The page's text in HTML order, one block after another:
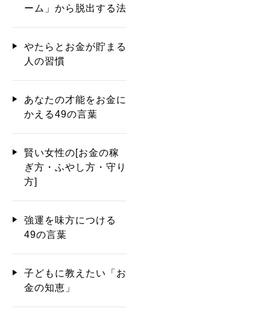
ーム」から脱出する法
やたらとお金が貯まる
人の習慣
あなたの才能をお金に
かえる49の言葉
賢い女性の[お金の稼
ぎ方・ふやし方・守り
方]
強運を味方につける
49の言葉
子どもに教えたい「お
金の知恵」